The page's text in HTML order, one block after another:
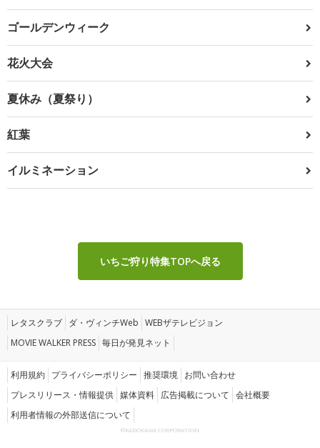
ゴールデンウィーク
花火大会
夏休み（夏祭り）
紅葉
イルミネーション
いちご狩り特集TOPへ戻る
レタスクラブ ダ・ヴィンチWeb WEBザテレビジョン
MOVIE WALKER PRESS 毎日が発見ネット
利用規約 プライバシーポリシー 推奨環境 お問い合わせ
プレスリリース・情報提供 媒体資料 広告掲載について 会社概要
利用者情報の外部送信について
©KADOKAWA CORPORATION